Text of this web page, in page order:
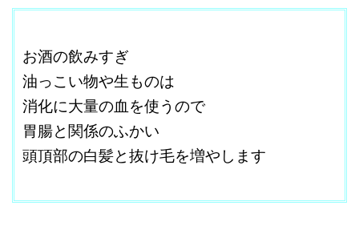
お酒の飲みすぎ
油っこい物や生ものは
消化に大量の血を使うので
胃腸と関係のふかい
頭頂部の白髪と抜け毛を増やします